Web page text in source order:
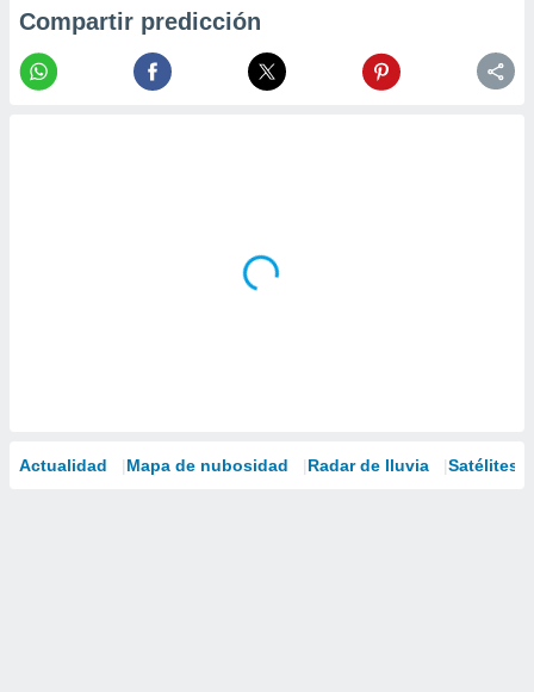
Compartir predicción
Actualidad Mapa de nubosidad Radar de lluvia Satélites